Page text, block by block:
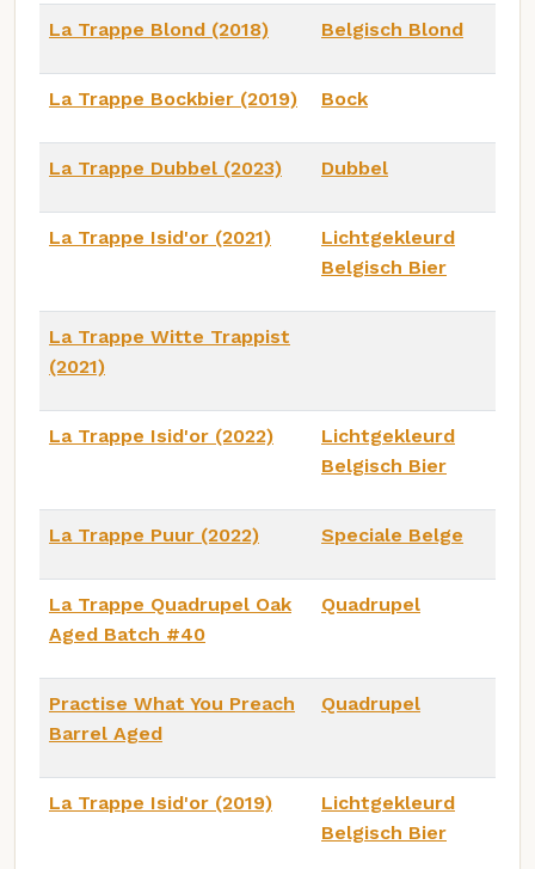
La Trappe Blond (2018) Belgisch Blond
La Trappe Bockbier (2019) Bock
La Trappe Dubbel (2023) Dubbel
La Trappe Isid'or (2021)
Lichtgekleurd
Belgisch Bier
La Trappe Witte Trappist
(2021)
La Trappe Isid'or (2022)
Lichtgekleurd
Belgisch Bier
La Trappe Puur (2022) Speciale Belge
La Trappe Quadrupel Oak
Aged Batch #40
Quadrupel
Practise What You Preach
Barrel Aged
Quadrupel
La Trappe Isid'or (2019)
Lichtgekleurd
Belgisch Bier